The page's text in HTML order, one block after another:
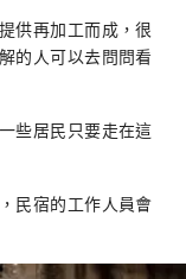
供再加工而成，很
的人可以去問問看
些居民只要走在這
民宿的工作人員會